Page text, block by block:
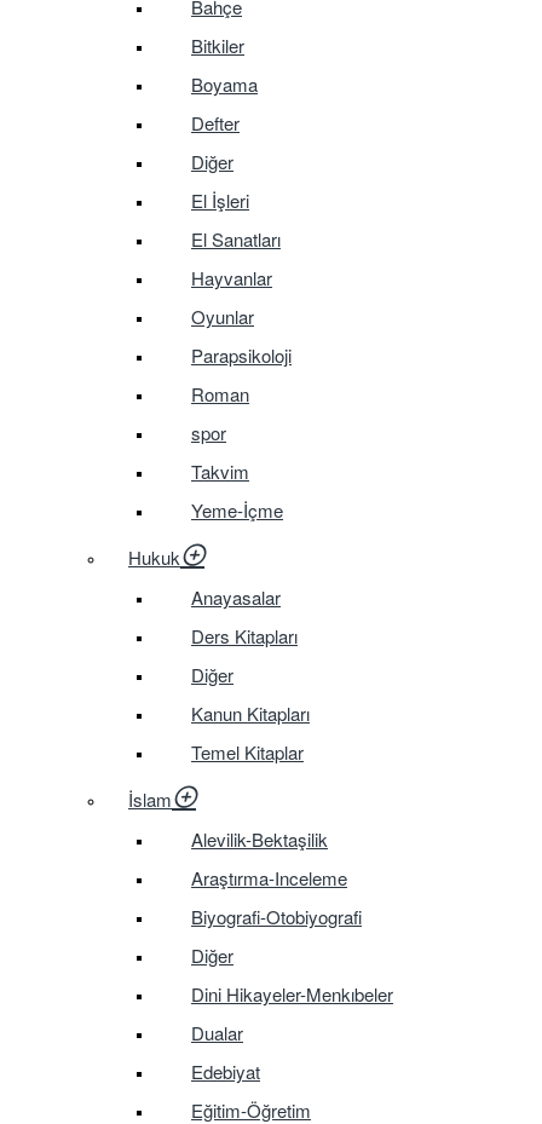
Bahçe
Bitkiler
Boyama
Defter
Diğer
El İşleri
El Sanatları
Hayvanlar
Oyunlar
Parapsikoloji
Roman
spor
Takvim
Yeme-İçme
Hukuk
Anayasalar
Ders Kitapları
Diğer
Kanun Kitapları
Temel Kitaplar
İslam
Alevilik-Bektaşilik
Araştırma-Inceleme
Biyografi-Otobiyografi
Diğer
Dini Hikayeler-Menkıbeler
Dualar
Edebiyat
Eğitim-Öğretim